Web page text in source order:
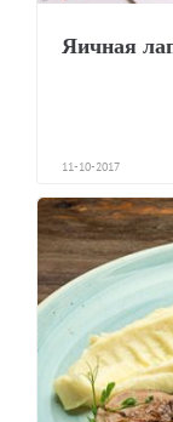
Яичная
11-10-2017